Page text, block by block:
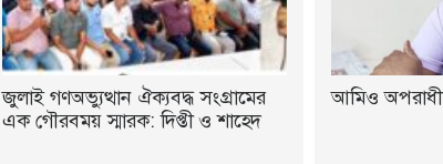
জুলাই গণঅভ্যুত্থান ঐক্যবদ্ধ সংগ্রামের
এক গৌরবময় স্মারক: দিপ্তী ও শাহেদ
আমিও অপরাধী